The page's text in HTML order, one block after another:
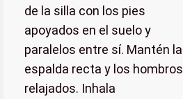
de la silla con los pies
apoyados en el suelo y
paralelos entre sí. Mantén la
espalda recta y los hombros
relajados. Inhala